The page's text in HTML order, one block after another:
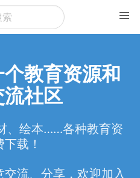
教育资源和
社区
、绘本……各种教育资
载！
流、分享，欢迎加入